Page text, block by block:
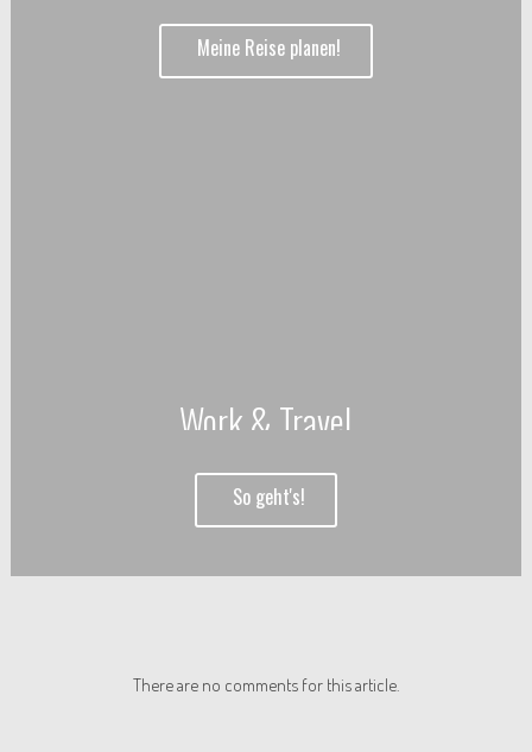
Meine Reise planen!
Work & Travel
So geht's!
There are no comments for this article.